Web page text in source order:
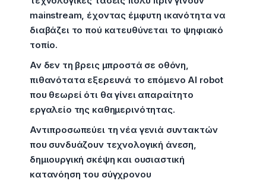
mainstream, έχοντας έμφυτη ικανότητα να
διαβάζει το πού κατευθύνεται το ψηφιακό
τοπίο.
Αν δεν τη βρεις μπροστά σε οθόνη,
πιθανότατα εξερευνά το επόμενο AI robot
που θεωρεί ότι θα γίνει απαραίτητο
εργαλείο της καθημερινότητας.
Αντιπροσωπεύει τη νέα γενιά συντακτών
που συνδυάζουν τεχνολογική άνεση,
δημιουργική σκέψη και ουσιαστική
κατανόηση του σύγχρονου